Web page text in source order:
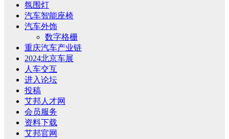
氛围灯
汽车智能座椅
汽车外饰
数字格栅
重庆汽车产业链
2024北京车展
人车交互
进入论坛
投稿
艾邦人才网
会员服务
资料下载
艾邦官网